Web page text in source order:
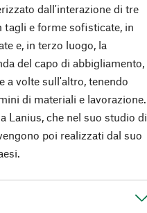
dall'interazione di tre
e forme sofisticate, in
e, in terzo luogo, la
del capo di abbigliamento,
a volte sull'altro, tenendo
di materiali e lavorazione.
Lanius, che nel suo studio di
poi realizzati dal suo